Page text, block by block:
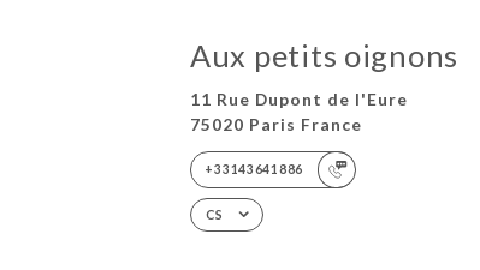
Aux petits oignons
11 Rue Dupont de l'Eure
75020 Paris France
+33143641886
CS